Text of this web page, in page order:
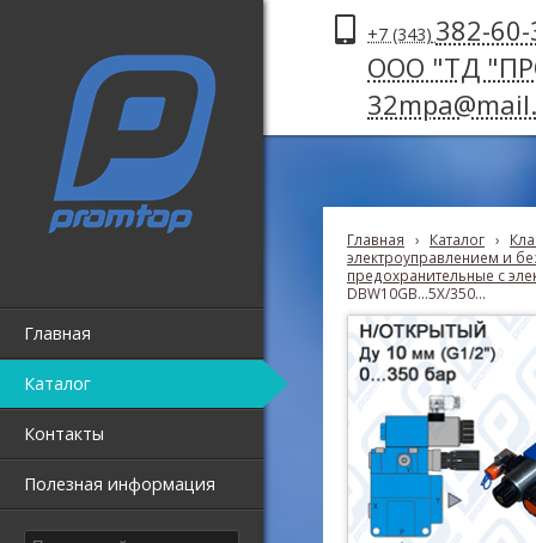
Главная
Каталог
Контакты
Полезная информация
+7 (343) 382-
ООО "ТД
Главная › Каталог ›
электроуправлением и
предохранительные с
DBW10GB...5X/350...